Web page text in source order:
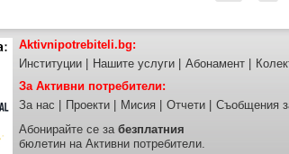
Aktivnipotrebiteli.bg:
Институции
Нашите услуги Абонамент
За Активни потребители:
За нас
Проекти Мисия Отчети Съобщения
Абонирайте се за безплатния
бюлетин на Активни потребители.